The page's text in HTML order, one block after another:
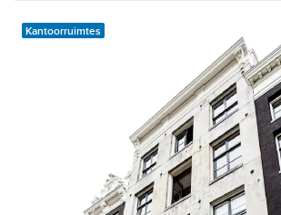
Kantoorruimtes